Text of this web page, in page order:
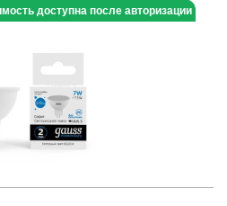
доступна после авторизации